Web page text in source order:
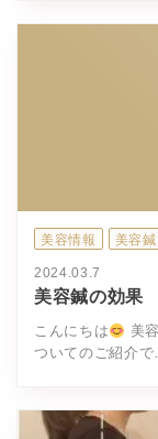
美容情報 美容鍼
2024.03.7
美容鍼の効果
こんにちは
美
ついてのご紹介